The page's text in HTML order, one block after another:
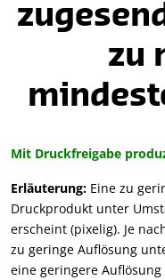
zu
Mit Druckfreigabe
Erläuterung: Eine zu
Druckprodukt unter
erscheint (pixelig). Je
zu geringe Auflösung
eine geringere